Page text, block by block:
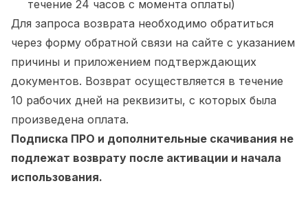
течение 24 часов с момента оплаты)
Для запроса возврата необходимо обратиться
через форму обратной связи на сайте с указанием
причины и приложением подтверждающих
документов. Возврат осуществляется в течение
10 рабочих дней на реквизиты, с которых была
произведена оплата.
Подписка ПРО и дополнительные скачивания не
подлежат возврату после активации и начала
использования.